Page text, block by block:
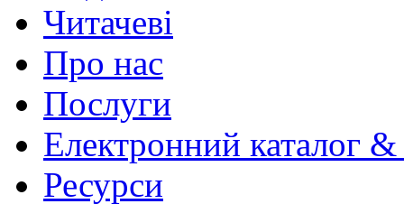
Читачеві
Про нас
Послуги
Електронний каталог
Ресурси